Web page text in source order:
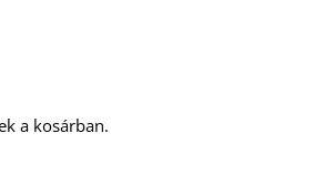
a kosárban.